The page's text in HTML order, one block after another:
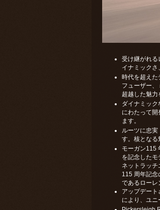
受け継がれる
イナミックさ
時代を超えた
フューザー
超越した魅⼒
ダイナミッ
にわたって
ます。
ルーツに忠
す。核となる
モーガン115
を記念した
ネットラッ
115 周年記念
であるローレ
アップデー
により、ユニ